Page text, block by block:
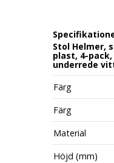
Stol Helmer,
plast, 4-
underrede
Färg
Färg
Material
Höjd (mm)